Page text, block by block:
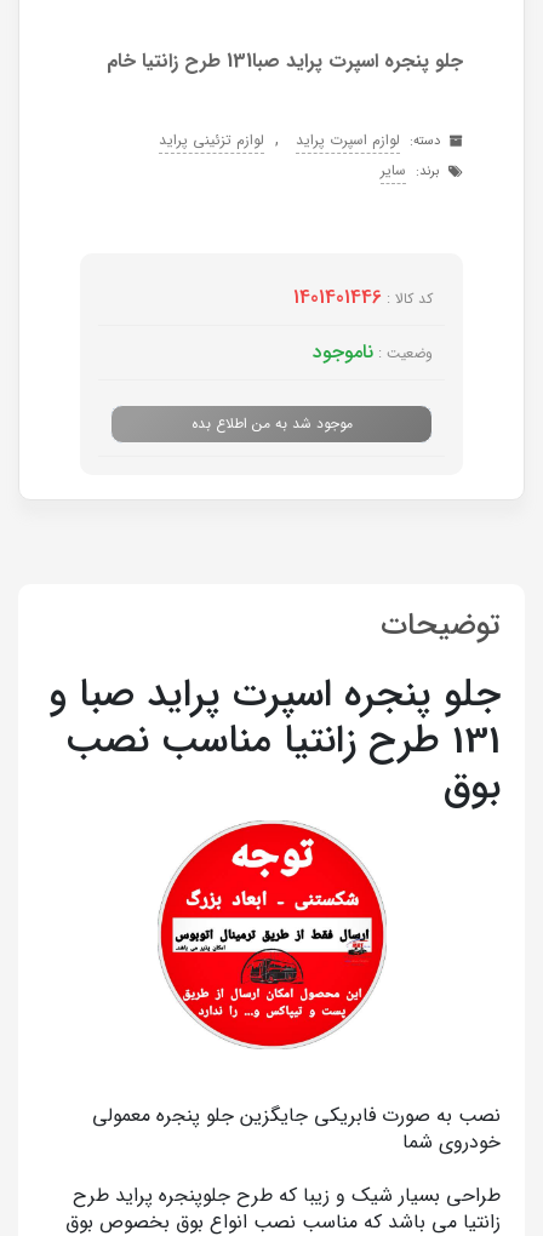
جلو پنجره اسپرت پراید صبا131 طرح زانتیا خام
دسته: لوازم اسپرت پراید , لوازم تزئینی پراید
برند: سایر
کد کالا : 1401401446
وضعیت : ناموجود
موجود شد به من اطلاع بده
توضیحات
جلو پنجره اسپرت پراید صبا و
131 طرح زانتیا مناسب نصب
بوق
نصب به صورت فابریکی جایگزین جلو پنجره معمولی
خودروی شما
طراحی بسیار شیک و زیبا که طرح جلوپنجره پراید طرح
زانتیا می باشد که مناسب نصب انواع بوق بخصوص بوق